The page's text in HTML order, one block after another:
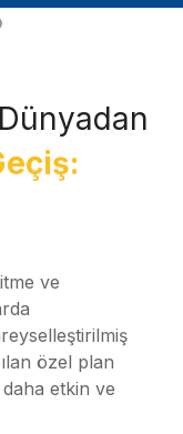
ve
özel plan
etkin ve